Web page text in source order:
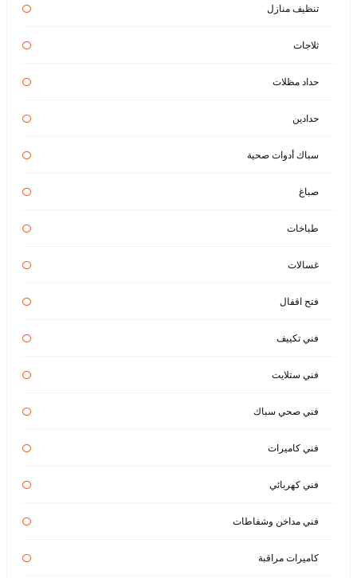
تنظيف منازل
ثلاجات
حداد مظلات
حدادين
سباك أدوات صحية
صباغ
طباخات
غسالات
فتح اقفال
فني تكييف
فني ستلايت
فني صحي سباك
فني كاميرات
فني كهربائي
فني مداخن وشفاطات
كاميرات مراقبة